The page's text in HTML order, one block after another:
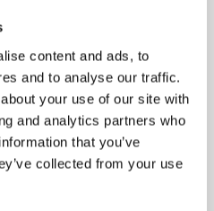
content and ads, to
and to analyse our traffic.
your use of our site with
and analytics partners who
that you’ve
collected from your use
siempre en cuenta
la sostenibilidad y el
mediante esteproceso
que traten cuestiones